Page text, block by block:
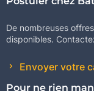
De nombreuses
disponibles.
Envoyer votre
Pour ne rien